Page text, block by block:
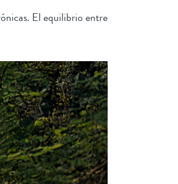
El equilibrio entre